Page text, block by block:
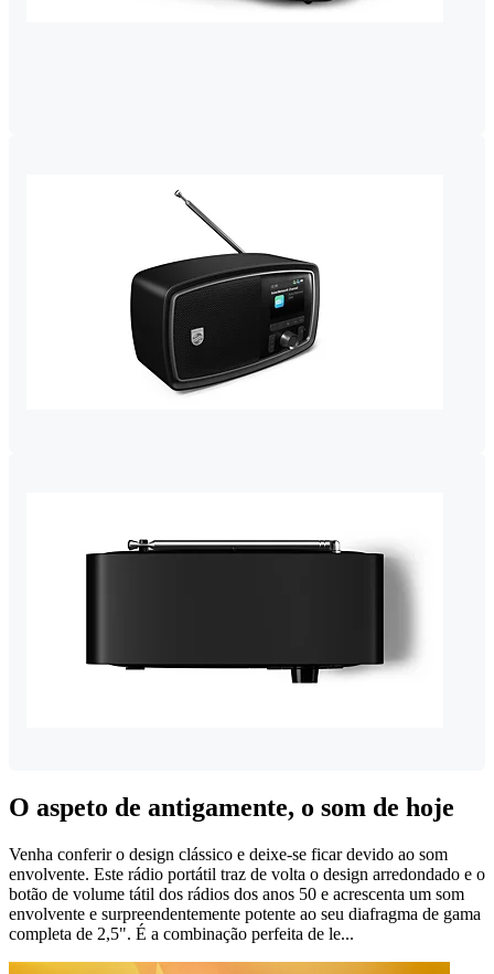
O aspeto de antigamente, o som de hoje
Venha conferir o design clássico e deixe-se ficar devido ao som
envolvente. Este rádio portátil traz de volta o design arredondado e o
botão de volume tátil dos rádios dos anos 50 e acrescenta um som
envolvente e surpreendentemente potente ao seu diafragma de gama
completa de 2,5". É a combinação perfeita de le...